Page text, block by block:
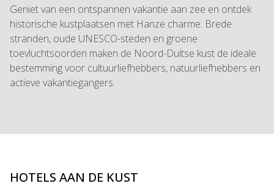
Geniet van een ontspannen vakantie aan zee en ontdek
historische kustplaatsen met Hanze charme. Brede
stranden, oude UNESCO-steden en groene
toevluchtsoorden maken de Noord-Duitse kust de ideale
bestemming voor cultuurliefhebbers, natuurliefhebbers en
actieve vakantiegangers.
HOTELS AAN DE KUST